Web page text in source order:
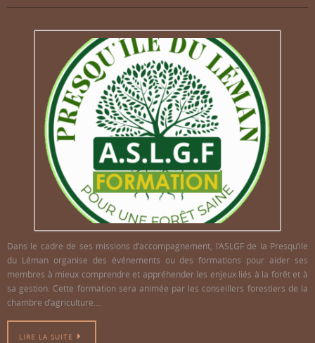
Dans le cadre de ses missions d’accompagnement, l’ASLGF de la Presqu’ile
du Léman organise des événements ou des formations pour aider ses
membres à mieux comprendre et appréhender les enjeux liés à la forêt et à
sa gestion. Cette formation sera animée par les conseillers forestiers de la
chambre d’agriculture….
LIRE LA SUITE